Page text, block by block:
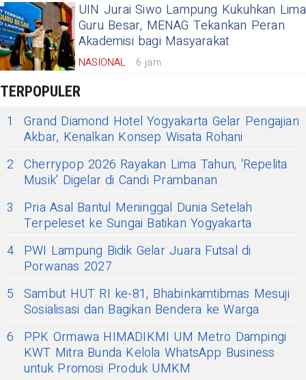
UIN Jurai Siwo Lampung Kukuhkan Lima
Guru Besar, MENAG Tekankan Peran
Akademisi bagi Masyarakat
NASIONAL 6 jam
TERPOPULER
1
Grand Diamond Hotel Yogyakarta Gelar Pengajian
Akbar, Kenalkan Konsep Wisata Rohani
2 Cherrypop 2026 Rayakan Lima Tahun, 'Repelita
Musik' Digelar di Candi Prambanan
3
Pria Asal Bantul Meninggal Dunia Setelah
Terpeleset ke Sungai Batikan Yogyakarta
4 PWI Lampung Bidik Gelar Juara Futsal di
Porwanas 2027
5 Sambut HUT RI ke-81, Bhabinkamtibmas Mesuji
Sosialisasi dan Bagikan Bendera ke Warga
6
PPK Ormawa HIMADIKMI UM Metro Dampingi
KWT Mitra Bunda Kelola WhatsApp Business
untuk Promosi Produk UMKM